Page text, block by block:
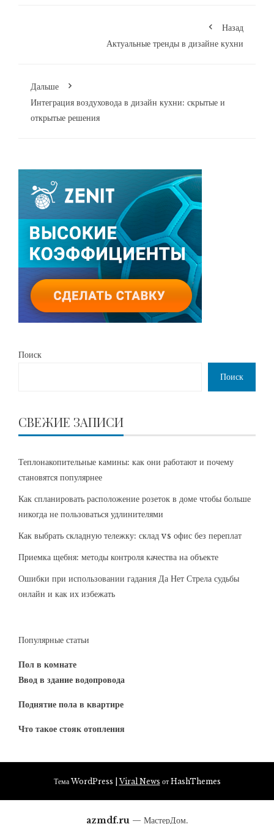
Назад
Актуальные тренды в дизайне кухни
Дальше
Интеграция воздуховода в дизайн кухни: скрытые и
открытые решения
Поиск
Поиск
СВЕЖИЕ ЗАПИСИ
Теплонакопительные камины: как они работают и почему
становятся популярнее
Как спланировать расположение розеток в доме чтобы больше
никогда не пользоваться удлинителями
Как выбрать складную тележку: склад vs офис без переплат
Приемка щебня: методы контроля качества на объекте
Ошибки при использовании гадания Да Нет Стрела судьбы
онлайн и как их избежать
Популярные статьи
Пол в комнате
Ввод в здание водопровода
Поднятие пола в квартире
Что такое стояк отопления
Тема WordPress |Viral News от HashThemes
azmdf.ru — МастерДом.